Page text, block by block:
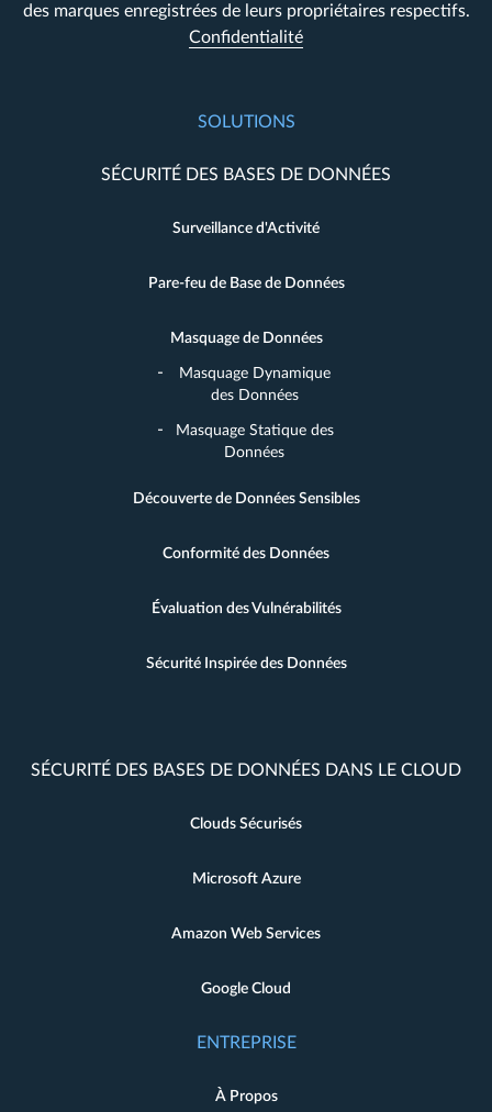
des marques enregistrées de leurs propriétaires respectifs.
Confidentialité
SOLUTIONS
SÉCURITÉ DES BASES DE DONNÉES
Surveillance d'Activité
Pare-feu de Base de Données
Masquage de Données
Masquage Dynamique
des Données
Masquage Statique des
Données
Découverte de Données Sensibles
Conformité des Données
Évaluation des Vulnérabilités
Sécurité Inspirée des Données
SÉCURITÉ DES BASES DE DONNÉES DANS LE CLOUD
Clouds Sécurisés
Microsoft Azure
Amazon Web Services
Google Cloud
ENTREPRISE
À Propos